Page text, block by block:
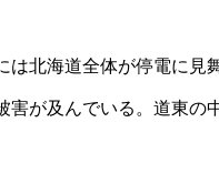
北海道全体が停電に見
が及んでいる。道東の